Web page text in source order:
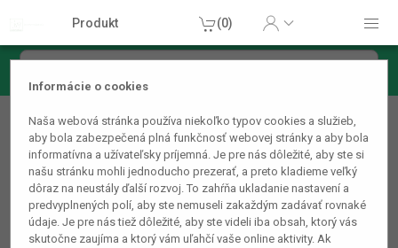
Informácie o cookies
Naša webová stránka používa niekoľko typov cookies a služieb,
aby bola zabezpečená plná funkčnosť webovej stránky a aby bola
informatívna a užívateľsky príjemná. Je pre nás dôležité, aby ste si
našu stránku mohli jednoducho prezerať, a preto kladieme veľký
dôraz na neustály ďalší rozvoj. To zahŕňa ukladanie nastavení a
predvyplnených polí, aby ste nemuseli zakaždým zadávať rovnaké
údaje. Je pre nás tiež dôležité, aby ste videli iba obsah, ktorý vás
skutočne zaujíma a ktorý vám uľahčí vaše online aktivity. Ak
Produkt (0)
Slúchadlá, headset